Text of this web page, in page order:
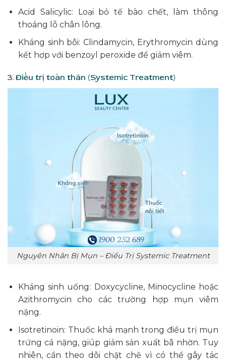
Acid Salicylic: Loại bỏ tế bào chết, làm thông
thoáng lỗ chân lông.
Kháng sinh bôi: Clindamycin, Erythromycin dùng
kết hợp với benzoyl peroxide để giảm viêm.
3. Điều trị toàn thân (Systemic Treatment)
Nguyên Nhân Bị Mụn – Điều Trị Systemic Treatment
Kháng sinh uống: Doxycycline, Minocycline hoặc
Azithromycin cho các trường hợp mụn viêm
nặng.
Isotretinoin: Thuốc khá mạnh trong điều trị mụn
trứng cá nặng, giúp giảm sản xuất bã nhờn. Tuy
nhiên, cần theo dõi chặt chẽ vì có thể gây tác